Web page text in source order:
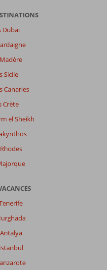
Dubaï
Sicile
Canaries
Crète
el Sheikh